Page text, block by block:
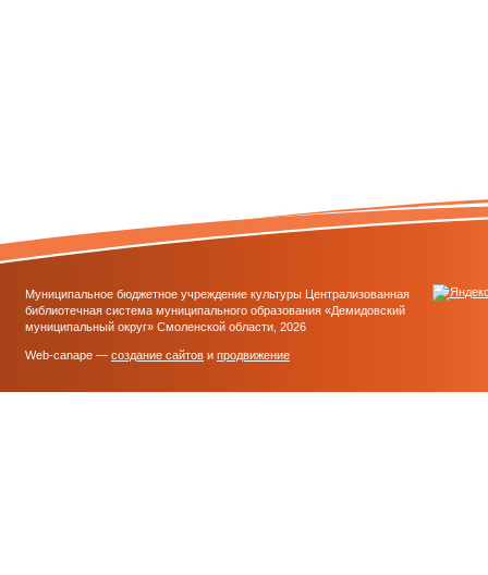
Муниципальное бюджетное учреждение культуры Централизованная
библиотечная система муниципального образования «Демидовский
муниципальный округ» Смоленской области, 2026
Web-canape — создание сайтов и продвижение